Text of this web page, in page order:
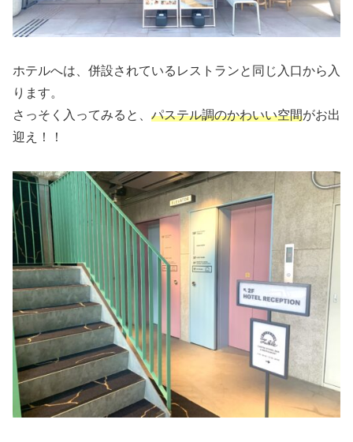
ホテルへは、併設されているレストランと同じ入口から入
ります。
さっそく入ってみると、 パステル調のかわいい空間がお出
迎え！！